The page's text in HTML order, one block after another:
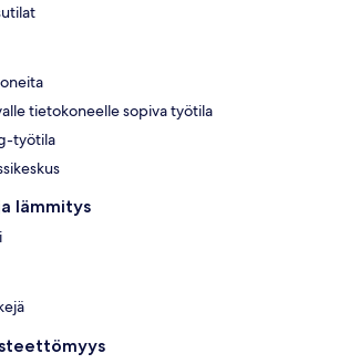
tietokoneelle sopiva työtila
työtila
lämmitys